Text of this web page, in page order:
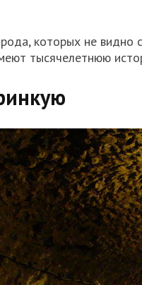
которых не видно
тысячелетнюю